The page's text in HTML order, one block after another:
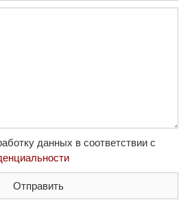
данных в соответствии с